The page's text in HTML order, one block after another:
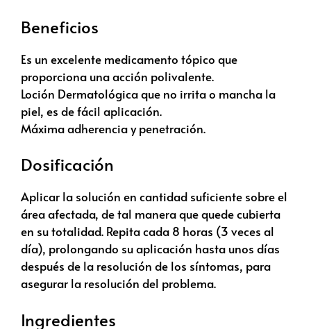
Beneficios
Es un excelente medicamento tópico que
proporciona una acción polivalente.
Loción Dermatológica que no irrita o mancha la
piel, es de fácil aplicación.
Máxima adherencia y penetración.
Dosificación
Aplicar la solución en cantidad suficiente sobre el
área afectada, de tal manera que quede cubierta
en su totalidad. Repita cada 8 horas (3 veces al
día), prolongando su aplicación hasta unos días
después de la resolución de los síntomas, para
asegurar la resolución del problema.
Ingredientes